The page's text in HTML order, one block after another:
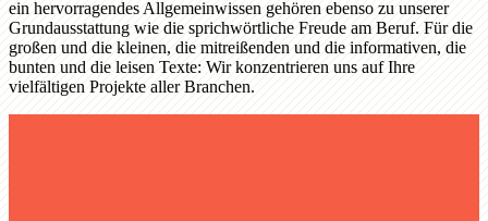
ein hervorragendes Allgemeinwissen gehören ebenso zu unserer
Grundausstattung wie die sprichwörtliche Freude am Beruf. Für die
großen und die kleinen, die mitreißenden und die informativen, die
bunten und die leisen Texte: Wir konzentrieren uns auf Ihre
vielfältigen Projekte aller Branchen.